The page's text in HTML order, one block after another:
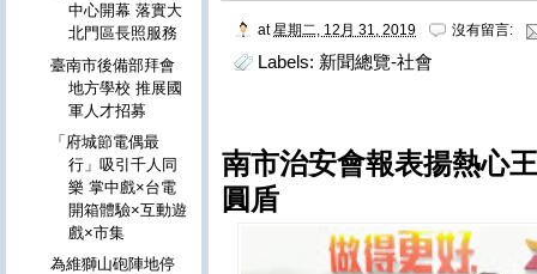
at星期二, 12月 31, 2019 沒有留言:
Labels: 新聞總覽-社會
南市治安會報表揚熱心
圓盾
中心開幕 落實大
北門區長照服務
臺南市後備部拜會
地方學校 推展國
軍人才招募
「府城節電偶最
行」吸引千人同
樂 掌中戲×台電
開箱體驗×互動遊
戲×市集
為維獅山砲陣地停